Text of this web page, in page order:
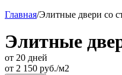
Главная/Элитные двери со
Элитные
от 20 дней
от 2 150 руб./м2